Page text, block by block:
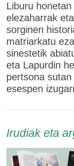
Liburu
elezaharrak
sorginen
matriarkatu
sinestetik
eta Lapurdin
pertsona
esespen
Irudiak eta